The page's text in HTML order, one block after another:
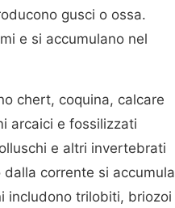
gusci o ossa.
e si accumulano nel
chert, coquina, calcare
arcaici e fossilizzati
e altri invertebrati
corrente si accumula
includono trilobiti, briozoi